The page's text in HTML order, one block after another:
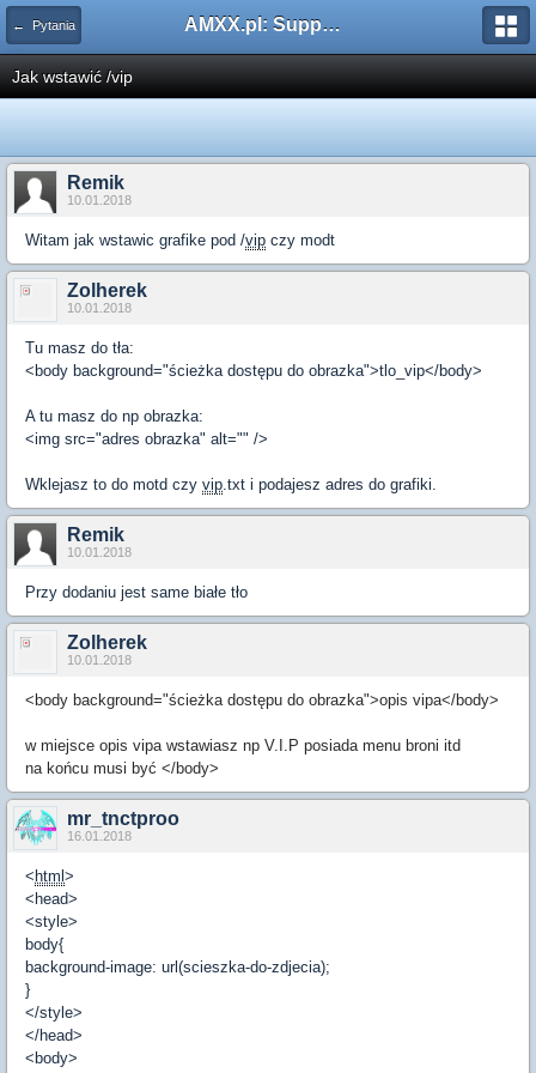
← Pytania AMXX.pl: Support AMX Mod X i SourceMod
Jak wstawić /vip
Remik
10.01.2018
Witam jak wstawic grafike pod /vip czy modt
Zolherek
10.01.2018
Tu masz do tła:
<body background="ścieżka dostępu do obrazka">tlo_vip</body>
A tu masz do np obrazka:
<img src="adres obrazka" alt="" />
Wklejasz to do motd czy vip.txt i podajesz adres do grafiki.
Remik
10.01.2018
Przy dodaniu jest same białe tło
Zolherek
10.01.2018
<body background="ścieżka dostępu do obrazka">opis vipa</body>
w miejsce opis vipa wstawiasz np V.I.P posiada menu broni itd
na końcu musi być </body>
mr_tnctproo
16.01.2018
< html >
<head>
<style>
body{
background-image: url(scieszka-do-zdjecia);
}
</style>
</head>
<body>